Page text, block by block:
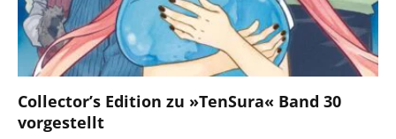
Collector’s Edition zu »TenSura« Band 30
vorgestellt